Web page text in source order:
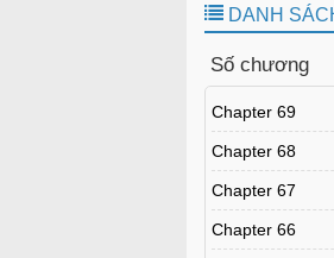
DANH
Số chương
Chapter 69
Chapter 68
Chapter 67
Chapter 66